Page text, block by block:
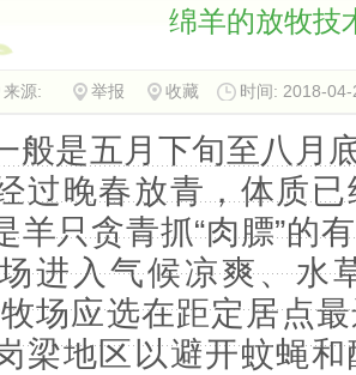
绵羊的放牧技
来源: 举报 收藏 时间: 2018-
是五月下旬至八月
晚春放青，体质已
羊只贪青抓“肉膘”的
进入气候凉爽、水
场应选在距定居点
梁地区以避开蚊蝇